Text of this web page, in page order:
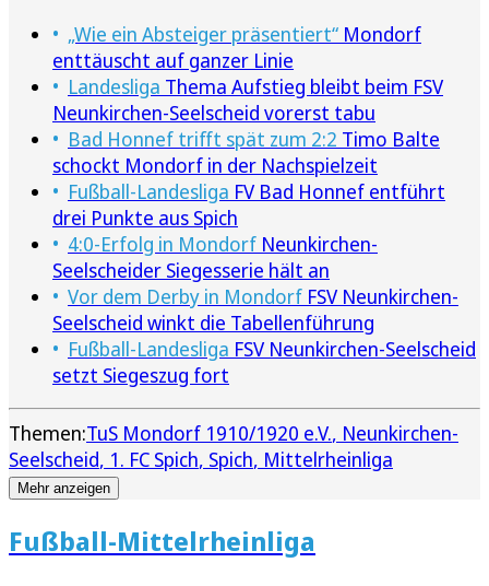
„Wie ein Absteiger präsentiert“ Mondorf
enttäuscht auf ganzer Linie
Landesliga Thema Aufstieg bleibt beim FSV
Neunkirchen-Seelscheid vorerst tabu
Bad Honnef trifft spät zum 2:2 Timo Balte
schockt Mondorf in der Nachspielzeit
Fußball-Landesliga FV Bad Honnef entführt
drei Punkte aus Spich
4:0-Erfolg in Mondorf Neunkirchen-
Seelscheider Siegesserie hält an
Vor dem Derby in Mondorf FSV Neunkirchen-
Seelscheid winkt die Tabellenführung
Fußball-Landesliga FSV Neunkirchen-Seelscheid
setzt Siegeszug fort
Themen:TuS Mondorf 1910/1920 e.V. Neunkirchen-
Seelscheid 1. FC Spich Spich Mittelrheinliga
Mehr anzeigen
Fußball-Mittelrheinliga